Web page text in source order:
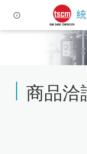
商品洽